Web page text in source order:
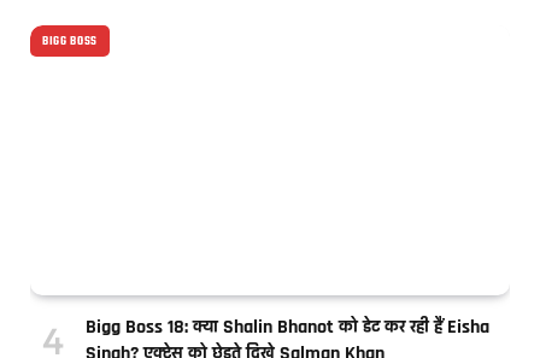
BIGG BOSS
Bigg Boss 18: क्या Shalin Bhanot को डेट कर रही हैं Eisha